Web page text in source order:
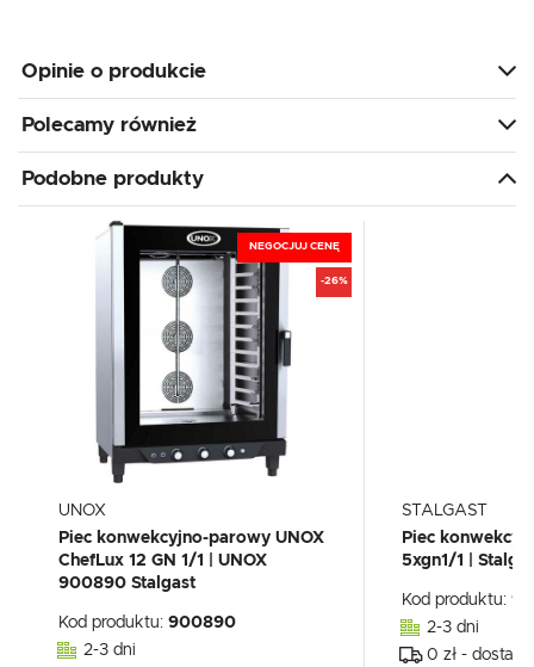
Opinie o produkcie
Polecamy również
Podobne produkty
NEGOCJUJ CENĘ
-26%
UNOX
Piec konwekcyjno-parowy UNOX
ChefLux 12 GN 1/1 | UNOX
900890 Stalgast
Kod produktu: 900890
2-3 dni
STALGAST
Piec
5xgn1/1 |
Kod produktu:
2-3 dni
0 zł -